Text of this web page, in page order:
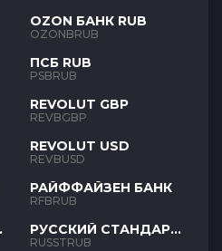
OZON БАНК RUB
OZONBRUB
ПСБ RUB
PSBRUB
REVOLUT GBP
REVBGBP
REVOLUT USD
REVBUSD
РАЙФФАЙЗЕН БАНК
RFBRUB
РУССКИЙ СТАНДАРТ
RUB
RUSSTRUB